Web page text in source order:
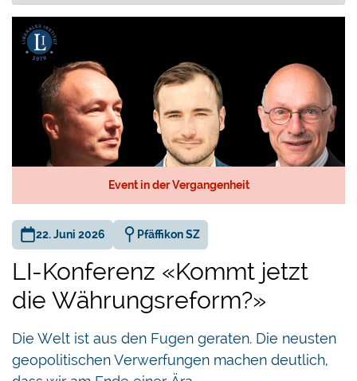
Event in der Vergangenheit
22. Juni 2026 Pfäffikon SZ
LI-Konferenz «Kommt jetzt
die Währungsreform?»
Die Welt ist aus den Fugen geraten. Die neusten
geopolitischen Verwerfungen machen deutlich,